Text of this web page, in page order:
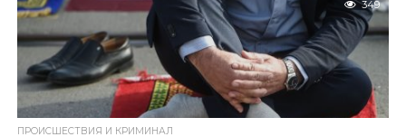
349
ПРОИСШЕСТВИЯ И КРИМИНАЛ